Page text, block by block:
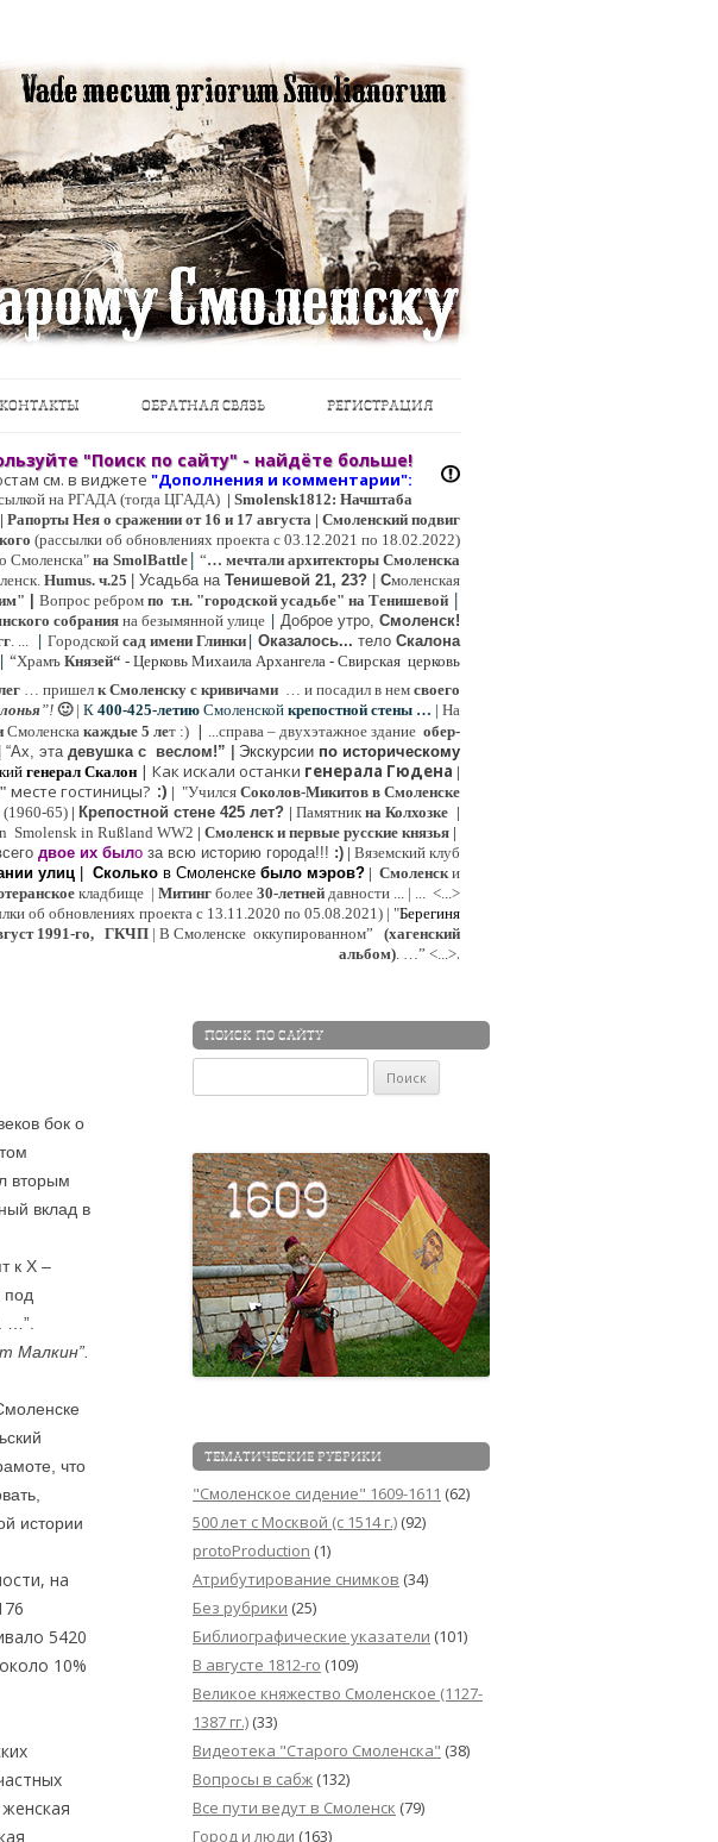
КОНТАКТЫ ОБРАТНАЯ СВЯЗЬ РЕГИСТРАЦИЯ
"Поиск по сайту" - найдёте больше!
см. в виджете "Дополнения и комментарии":
на РГАДА (тогда ЦГАДА) | Smolensk1812: Начштаба
Нея о сражении от 16 и 17 августа | Смоленский подвиг
(рассылки об обновлениях проекта с 03.12.2021 по 18.02.2022)
Смоленска" на SmolBattle | “… мечтали архитекторы Смоленска
Humus. ч.25 | Усадьба на Тенишевой 21, 23? Смоленская
Вопрос ребром по т.н. "городской усадьбе" на Тенишевой |
собранияна безымянной улице | Доброе утро, Смоленск!
. ... | Городской сад имени Глинки | Оказалось... тело Скалона
| “Храмъ Князей“ - Церковь Михаила Архангела - Свирская церковь
… пришел к Смоленску с кривичами … и посадил в нем своего
”! 🙂| К 400-425-летию Смоленской крепостной стены … | На
Смоленска каждые 5 лет :) | ...справа – двухэтажное здание обер-
“Ах, эта девушка с веслом!” Экскурсии по историческому
генерал Скалон | Как искали останки генерала Гюдена |
месте гостиницы? :) | "Учился Соколов-Микитов в Смоленске
(1960-65) | Крепостной стене 425 лет? | Памятник на Колхозке |
Smolensk in Rußland WW2 | Смоленск и первые русские князья |
двое их было за всю историю города!!! :) | Вяземский клуб
улиц Сколько в Смоленске было мэров? | Смоленски
кладбище | Митинг более 30-летней давности ... | ... <...>
об обновлениях проекта с 13.11.2020 по 05.08.2021) | "Берегиня
1991-го, ГКЧП | В Смоленске оккупированном” (хагенский
альбом). …” <...>.
бок о
вторым
вклад в
к X –
под
…”.
Малкин”.
что
истории
на
5420
10%
ПОИСК ПО САЙТУ
ТЕМАТИЧЕСКИЕ РУБРИКИ
"Смоленское сидение" 1609-1611 (62)
500 лет с Москвой (c 1514 г.) (92)
protoProduction (1)
Атрибутирование снимков (34)
Без рубрики (25)
Библиографические указатели (101)
В августе 1812-го (109)
Великое княжество Смоленское (1127-
1387 гг.) (33)
Видеотека "Cтарого Смоленска" (38)
Вопросы в сабж (132)
Все пути ведут в Смоленск (79)
Город и люди (163)